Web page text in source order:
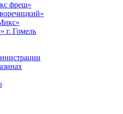
фреш»
г. Гомель